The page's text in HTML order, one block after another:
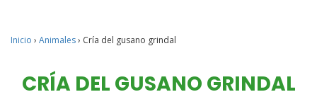
Inicio › Animales› Cría del gusano grindal
CRÍA DEL GUSANO GRINDAL